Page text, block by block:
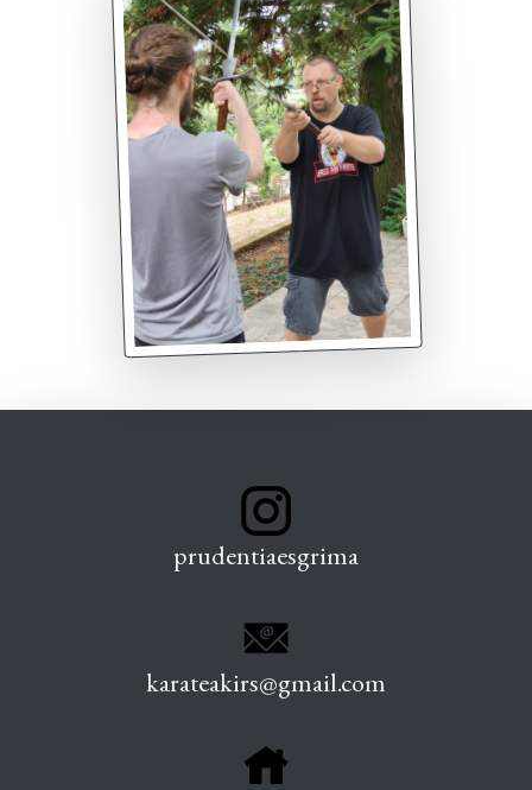
prudentiaesgrima
karateakirs@gmail.com